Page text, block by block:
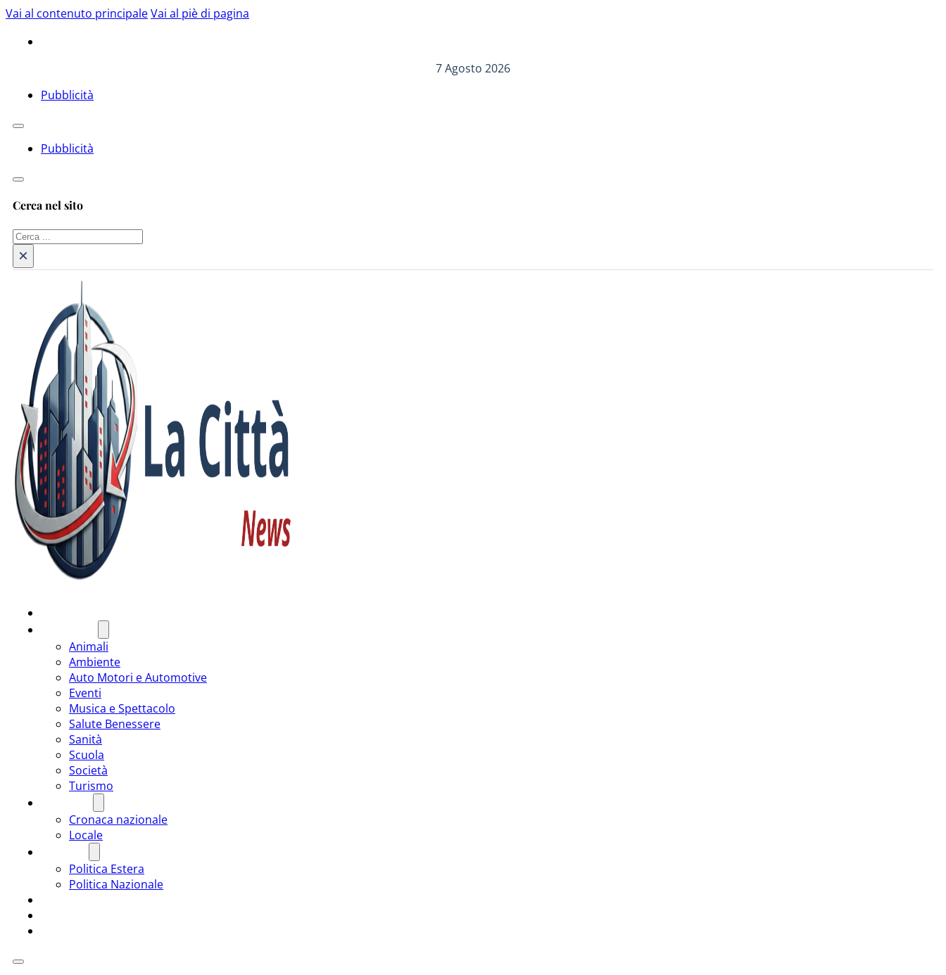
Vai al contenuto principaleVai al piè di pagina
7 Agosto 2026
Pubblicità
Pubblicità
Cerca nel sito
Cerca
×
Animali
Ambiente
Auto Motori e Automotive
Eventi
Musica e Spettacolo
Salute Benessere
Sanità
Scuola
Società
Turismo
Cronaca nazionale
Locale
Politica Estera
Politica Nazionale